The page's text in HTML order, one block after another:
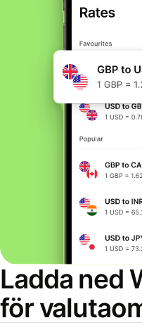
Ladda ned
för